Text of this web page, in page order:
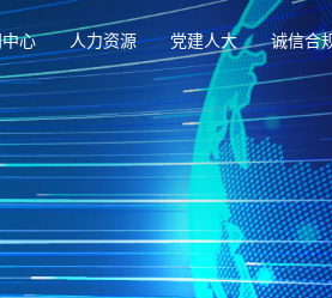
心 人力资源 党建人大 诚信合